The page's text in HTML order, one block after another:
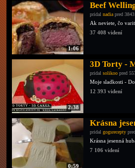
1:06
Beef
pridal nadia pred
Ak neviete, čo
37 408 videní
2:38
3D Torty -
pridal solikoo pred
Moje sladkosti -
12 393 videní
0:59
Krásna
pridal gogsrecepty
Krásna jesenná
7 106 videní